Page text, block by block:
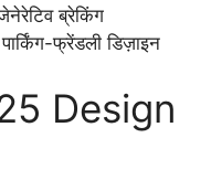
ब्रेकिंग
फ्रेंडली डिज़ाइन
Design